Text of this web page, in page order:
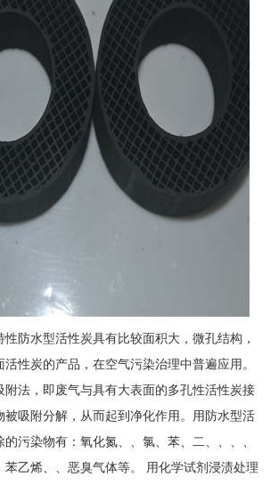
防水型活性炭具有比较面积大，微孔结构，
性炭的产品，在空气污染治理中普遍应用。
附法，即废气与具有大表面的多孔性活性炭接
被吸附分解，从而起到净化作用。用防水型活
污染物有：氧化氮、、氯、苯、二、、、、
苯乙烯、、恶臭气体等。 用化学试剂浸渍处理